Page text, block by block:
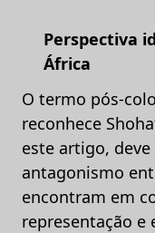
Perspectiva
África
O termo pós-
reconhece
este artigo,
antagonismo
encontram em
representação e